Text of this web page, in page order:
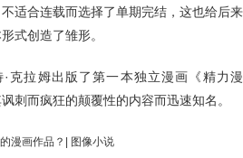
适合连载而选择了单期完结，这也给后来
式创造了雏形。
克拉姆出版了第一本独立漫画《精力漫
刺而疯狂的颠覆性的内容而迅速知名。